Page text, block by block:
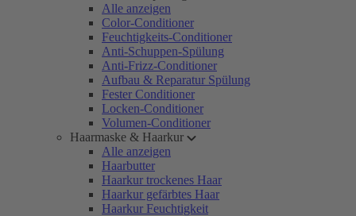
Alle anzeigen
Color-Conditioner
Feuchtigkeits-Conditioner
Anti-Schuppen-Spülung
Anti-Frizz-Conditioner
Aufbau & Reparatur Spülung
Fester Conditioner
Locken-Conditioner
Volumen-Conditioner
Haarmaske & Haarkur
Alle anzeigen
Haarbutter
Haarkur trockenes Haar
Haarkur gefärbtes Haar
Haarkur Feuchtigkeit